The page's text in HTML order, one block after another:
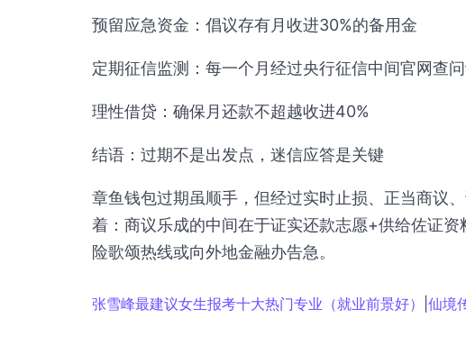
预留应急资金：倡议存有月收进30%的备用金
定期征信监测：每一个月经过央行征信中间官网查
理性借贷：确保月还款不超越收进40%
结语：过期不是出发点，迷信应答是关键
章鱼钱包过期虽顺手，但经过实时止损、正当商议
着：商议乐成的中间在于证实还款志愿+供给佐证
险歌颂热线或向外地金融办告急。
张雪峰最建议女生报考十大热门专业（就业前景好） 仙境